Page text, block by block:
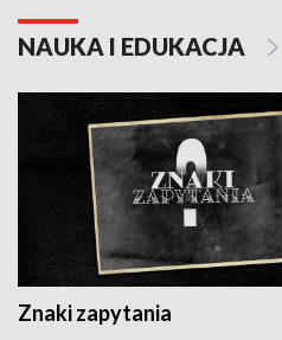
NAUKA I EDUKACJA
Znaki zapytania